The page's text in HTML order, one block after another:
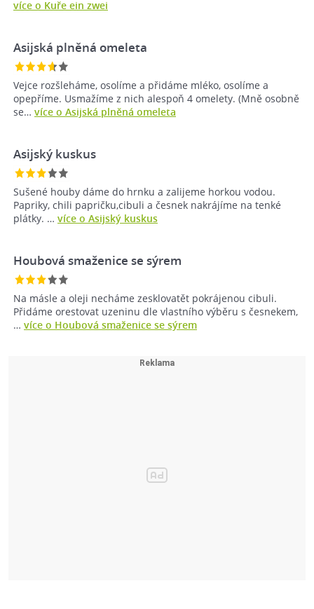
více o Kuře ein zwei
Asijská plněná omeleta
Vejce rozšleháme, osolíme a přidáme mléko, osolíme a
opepříme. Usmažíme z nich alespoň 4 omelety. (Mně osobně
se… více o Asijská plněná omeleta
Asijský kuskus
Sušené houby dáme do hrnku a zalijeme horkou vodou.
Papriky, chili papričku,cibuli a česnek nakrájíme na tenké
plátky. … více o Asijský kuskus
Houbová smaženice se sýrem
Na másle a oleji necháme zesklovatět pokrájenou cibuli.
Přidáme orestovat uzeninu dle vlastního výběru s česnekem,
… více o Houbová smaženice se sýrem